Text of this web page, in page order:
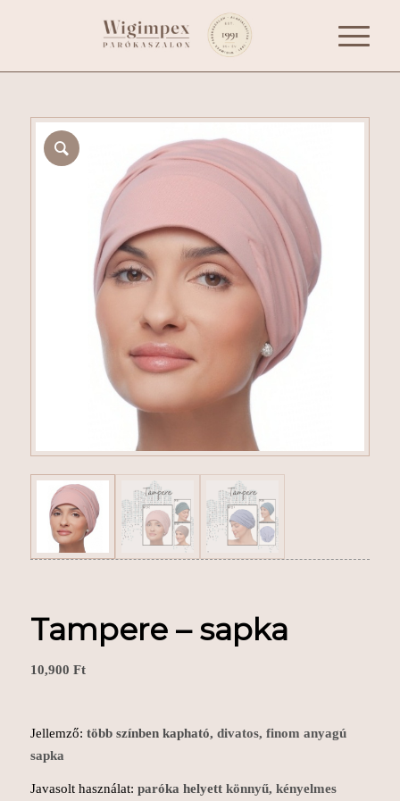
Tampere – sapka
10,900 Ft
Jellemző: több színben kapható, divatos, finom anyagú
sapka
Javasolt használat: paróka helyett könnyű, kényelmes